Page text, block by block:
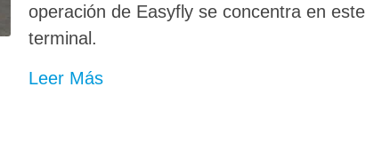
operación de Easyfly se concentra en este
terminal.
Leer Más